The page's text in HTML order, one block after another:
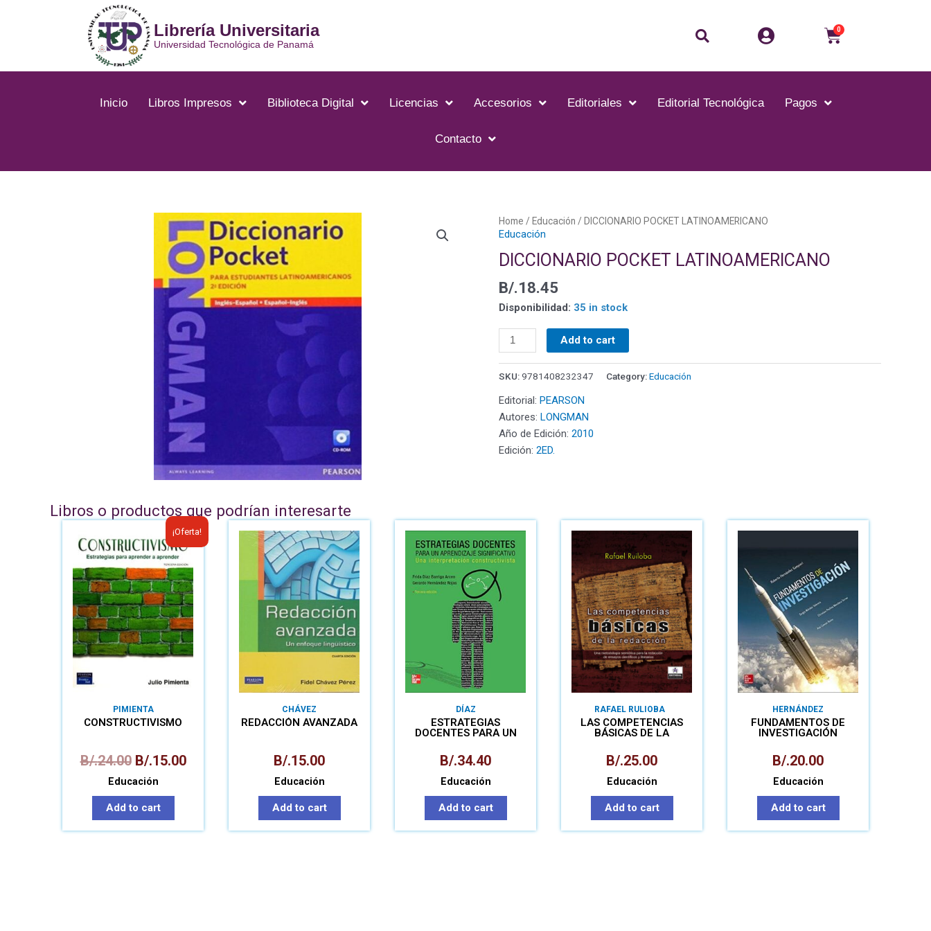
Librería Universitaria
Universidad Tecnológica de Panamá
0
Inicio Libros Impresos Biblioteca Digital Licencias Accesorios Editoriales Editorial Tecnológica Pagos
Contacto
Home / Educación / DICCIONARIO POCKET LATINOAMERICANO
Educación
DICCIONARIO POCKET LATINOAMERICANO
B/.18.45
Disponibilidad: 35 in stock
Add to cart
SKU:9781408232347 Category:Educación
Editorial: PEARSON
Autores: LONGMAN
Año de Edición: 2010
Edición: 2ED.
Libros o productos que podrían interesarte
¡Oferta!
PIMIENTA
CONSTRUCTIVISMO
B/.24.00 B/.15.00
Educación
Add to cart
CHÁVEZ
REDACCIÓN AVANZADA
B/.15.00
Educación
Add to cart
DÍAZ
ESTRATEGIAS
DOCENTES PARA UN
SIGNIFICATIVO
B/.34.40
Educación
Add to cart
RAFAEL RULIOBA
LAS COMPETENCIAS
BÁSICAS DE LA
B/.25.00
Educación
Add to cart
HERNÁNDEZ
FUNDAMENTOS DE
INVESTIGACIÓN
B/.20.00
Educación
Add to cart